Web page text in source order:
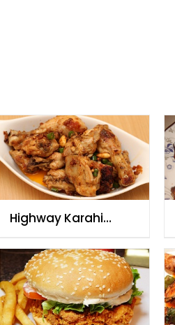
Highway Karahi